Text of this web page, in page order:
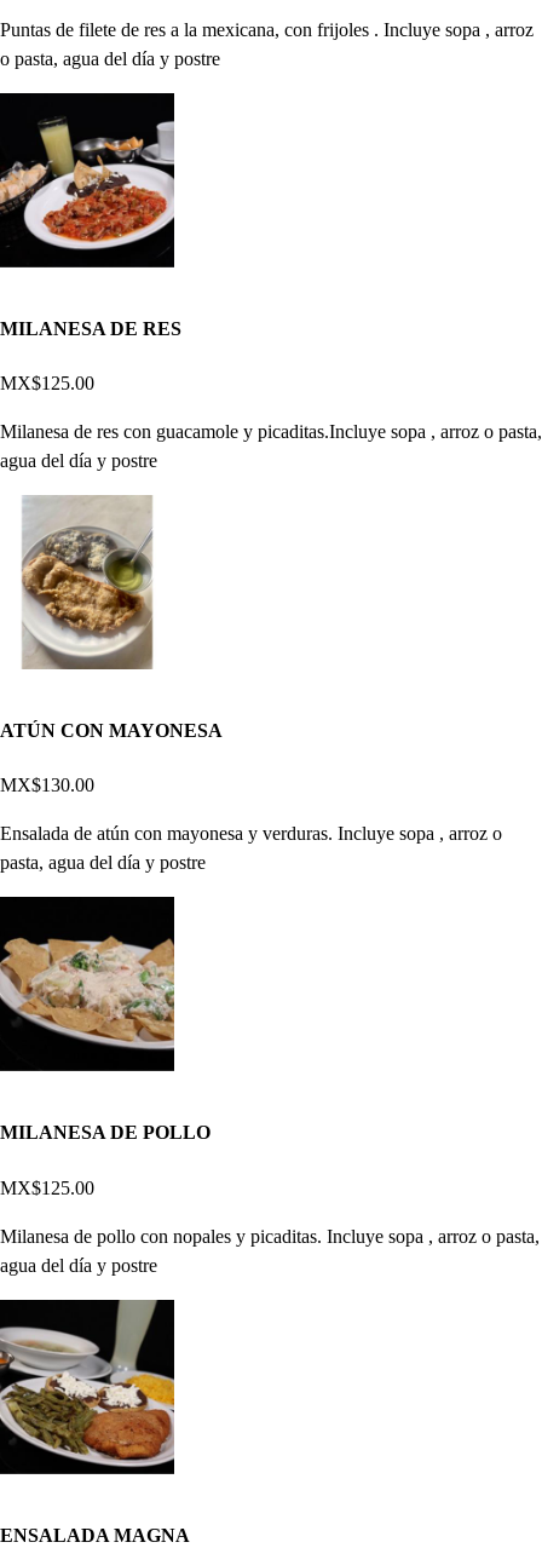
Puntas de filete de res a la mexicana, con frijoles . Incluye sopa , arroz
o pasta, agua del día y postre
MILANESA DE RES
MX$125.00
Milanesa de res con guacamole y picaditas.Incluye sopa , arroz o pasta,
agua del día y postre
ATÚN CON MAYONESA
MX$130.00
Ensalada de atún con mayonesa y verduras. Incluye sopa , arroz o
pasta, agua del día y postre
MILANESA DE POLLO
MX$125.00
Milanesa de pollo con nopales y picaditas. Incluye sopa , arroz o pasta,
agua del día y postre
ENSALADA MAGNA